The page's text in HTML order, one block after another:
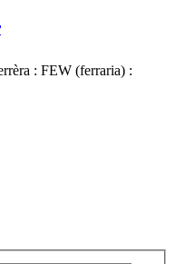
: FEW (ferraria) :